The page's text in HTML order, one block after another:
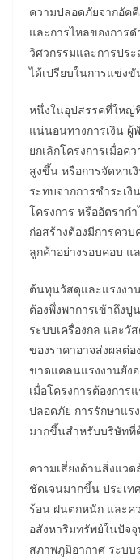
ความปลอดภัยจากอัค
และการไหลของการ
วิศวกรรมและการปร
ได้เปรียบในการแข่งขั
หนึ่งในอุปสรรคที่ใหญ่
แน่นอนทางการเงิน
ยกเลิกโครงการเมื่อค
สูงขึ้น หรือการจัดหาเ
ระทบจากการชำระเ
โครงการ หรืออัตราก
ก่อสร้างต้องมีการควบ
ลูกค้าอย่างรอบคอบ แ
ต้นทุนวัสดุและแรงงา
ต้องพึ่งพาการเข้าถึง
ระบบเครื่องกล และวั
ของราคาอาจส่งผลต่อ
ขาดแคลนแรงงานยัง
เมื่อโครงการต้องการ
ปลอดภัย การรักษาแร
มากขึ้นสำหรับบริษัทที่
ความเสี่ยงด้านสิ่งแว
ชัดเจนมากขึ้น ประเ
ร้อน ฝนตกหนัก และค
อสังหาริมทรัพย์ในปัจ
สภาพภูมิอากาศ ระบบ